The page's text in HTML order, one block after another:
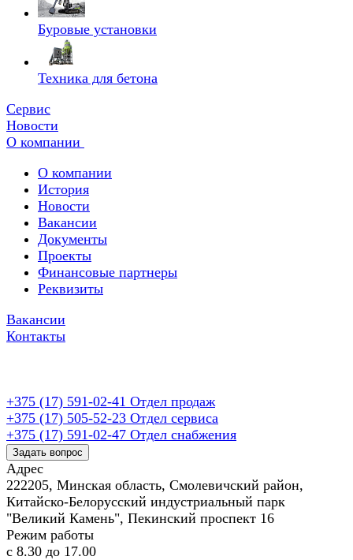
Буровые установки
Техника для бетона
Сервис
Новости
О компании
О компании
История
Новости
Вакансии
Документы
Проекты
Финансовые партнеры
Реквизиты
Вакансии
Контакты
+375 (17) 591-02-41 Отдел продаж
+375 (17) 505-52-23 Отдел сервиса
+375 (17) 591-02-47 Отдел снабжения
Задать вопрос
Адрес
222205, Минская область, Смолевичский район,
Китайско-Белорусский индустриальный парк
"Великий Камень", Пекинский проспект 16
Режим работы
с 8.30 до 17.00